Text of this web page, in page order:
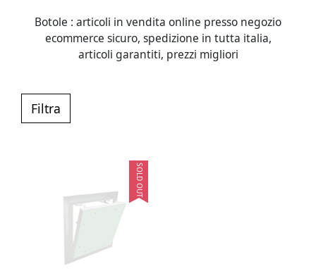
Botole : articoli in vendita online presso negozio
ecommerce sicuro, spedizione in tutta italia,
articoli garantiti, prezzi migliori
Filtra
SOLD OUT